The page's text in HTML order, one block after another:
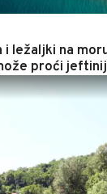
ležaljki na
proći